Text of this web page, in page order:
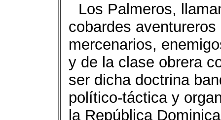
Los Palmeros,
cobardes
mercenarios,
y de la clase obrera
ser dicha doctrina
político-táctica y
la República